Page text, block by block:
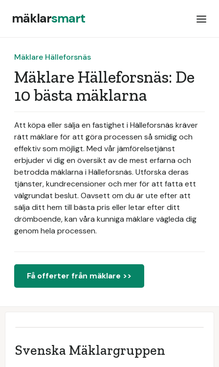
mäklarsmart
Mäklare Hälleforsnäs
Mäklare Hälleforsnäs: De
10 bästa mäklarna
Att köpa eller sälja en fastighet i Hälleforsnäs kräver
rätt mäklare för att göra processen så smidig och
effektiv som möjligt. Med vår jämförelsetjänst
erbjuder vi dig en översikt av de mest erfarna och
betrodda mäklarna i Hälleforsnäs. Utforska deras
tjänster, kundrecensioner och mer för att fatta ett
välgrundat beslut. Oavsett om du är ute efter att
sälja ditt hem till bästa pris eller letar efter ditt
drömboende, kan våra kunniga mäklare vägleda dig
genom hela processen.
Få offerter från mäklare >>
Svenska Mäklargruppen